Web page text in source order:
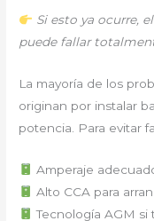
Si esto ya ocurre,
puede fallar
La mayoría de los
originan por instalar
potencia. Para evitar
Amperaje
Alto CCA para
Tecnología AGM